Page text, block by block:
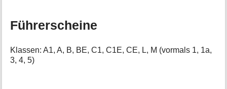
Führerscheine
Klassen: A1, A, B, BE, C1, C1E, CE, L, M (vormals 1, 1a,
3, 4, 5)